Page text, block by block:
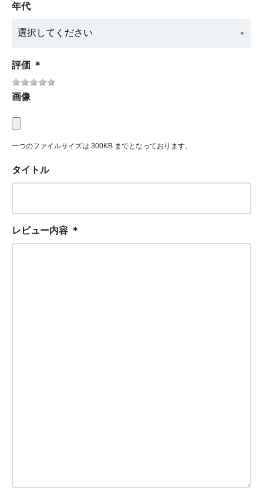
年代
評価 ＊
画像
一つのファイルサイズは 300KB までとなっております。
タイトル
レビュー内容 ＊